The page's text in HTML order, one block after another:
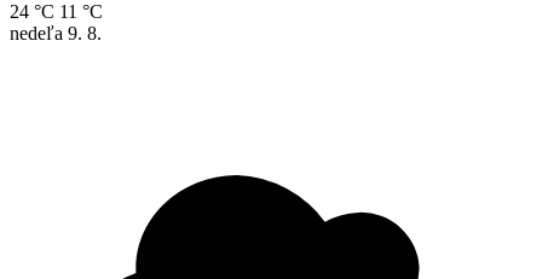
24 °C 11 °C
nedeľa 9. 8.